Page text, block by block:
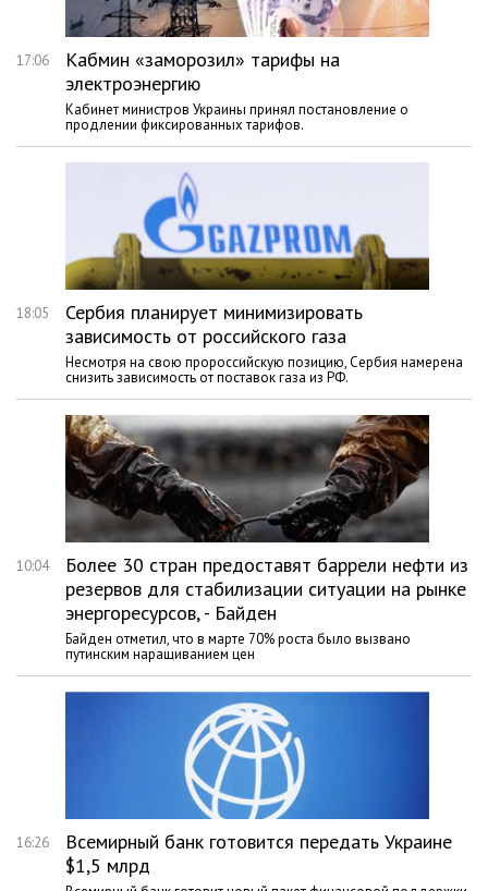
17:06
Кабмин «заморозил» тарифы на
электроэнергию
Кабинет министров Украины принял постановление о
продлении фиксированных тарифов.
18:05
Сербия планирует минимизировать
зависимость от российского газа
Несмотря на свою пророссийскую позицию, Сербия намерена
снизить зависимость от поставок газа из РФ.
10:04
Более 30 стран предоставят баррели нефти из
резервов для стабилизации ситуации на рынке
энергоресурсов, - Байден
Байден отметил, что в марте 70% роста было вызвано
путинским наращиванием цен
16:26
Всемирный банк готовится передать Украине
$1,5 млрд